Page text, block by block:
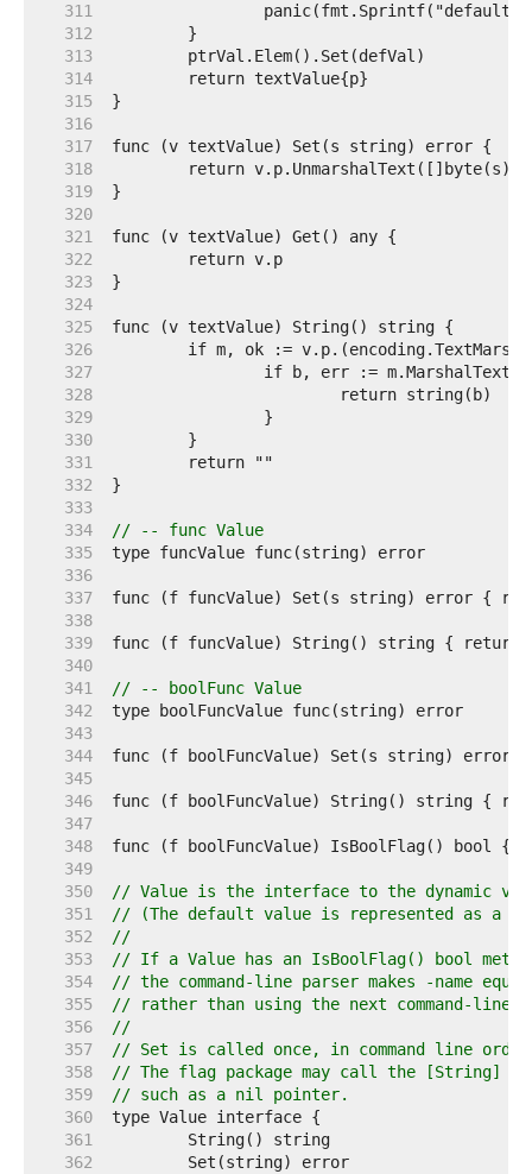
   311
   312
   313
   314
   315
   316
   317
   318
   319
   320
   321
   322
   323
   324
   325
   326
   327
   328
   329
   330
   331
   332
   333
   334
// -- func Value
   335
   336
   337
   338
   339
   340
   341
// -- boolFunc Value
   342
   343
   344
   345
   346
   347
   348
   349
   350
// Value is the interface to the dynamic
   351
// (The default value is represented as a
   352
//
   353
// If a Value has an IsBoolFlag() bool
   354
// the command-line parser makes -name
   355
// rather than using the next command-line
   356
//
   357
// Set is called once, in command line
   358
// The flag package may call the [String]
   359
// such as a nil pointer.
   360
   361
   362